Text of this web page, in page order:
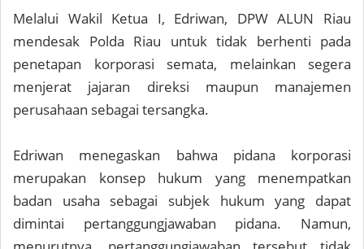
Melalui Wakil Ketua I, Edriwan, DPW ALUN Riau
mendesak Polda Riau untuk tidak berhenti pada
penetapan korporasi semata, melainkan segera
menjerat jajaran direksi maupun manajemen
perusahaan sebagai tersangka.
Edriwan menegaskan bahwa pidana korporasi
merupakan konsep hukum yang menempatkan
badan usaha sebagai subjek hukum yang dapat
dimintai pertanggungjawaban pidana. Namun,